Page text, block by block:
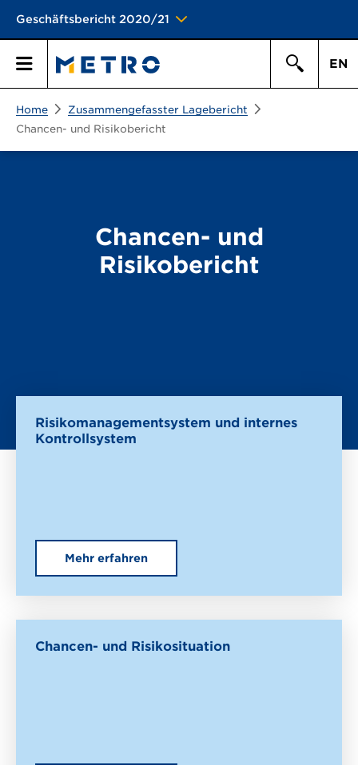
Geschäftsbericht 2020/21
Hauptmen\u00fc
EN
Home
Zusammengefasster Lagebericht
Chancen- und Risikobericht
Chancen- und
Risikobericht
Risikomanagementsystem und internes
Kontrollsystem
Mehr erfahren
Chancen- und Risikosituation